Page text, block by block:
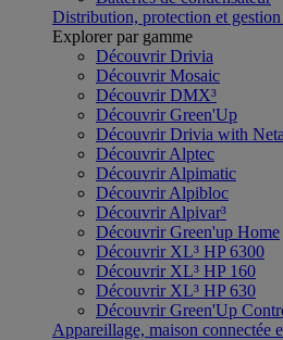
Distribution, protection et
Explorer par gamme
Découvrir Drivia
Découvrir Mosaic
Découvrir DMX³
Découvrir Green'Up
Découvrir Drivia with
Découvrir Alptec
Découvrir Alpimatic
Découvrir Alpibloc
Découvrir Alpivar³
Découvrir Green'up Home
Découvrir XL³ HP 6300
Découvrir XL³ HP 160
Découvrir XL³ HP 630
Découvrir Green'Up
Appareillage, maison connectée